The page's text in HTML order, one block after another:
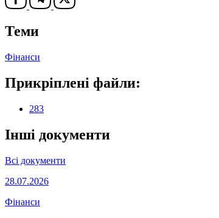
Теми
Фінанси
Прикріплені файли:
283
Інші документи
Всі документи
28.07.2026
Фінанси